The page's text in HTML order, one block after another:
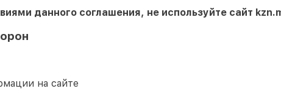
данного соглашения, не используйте сайт
на сайте